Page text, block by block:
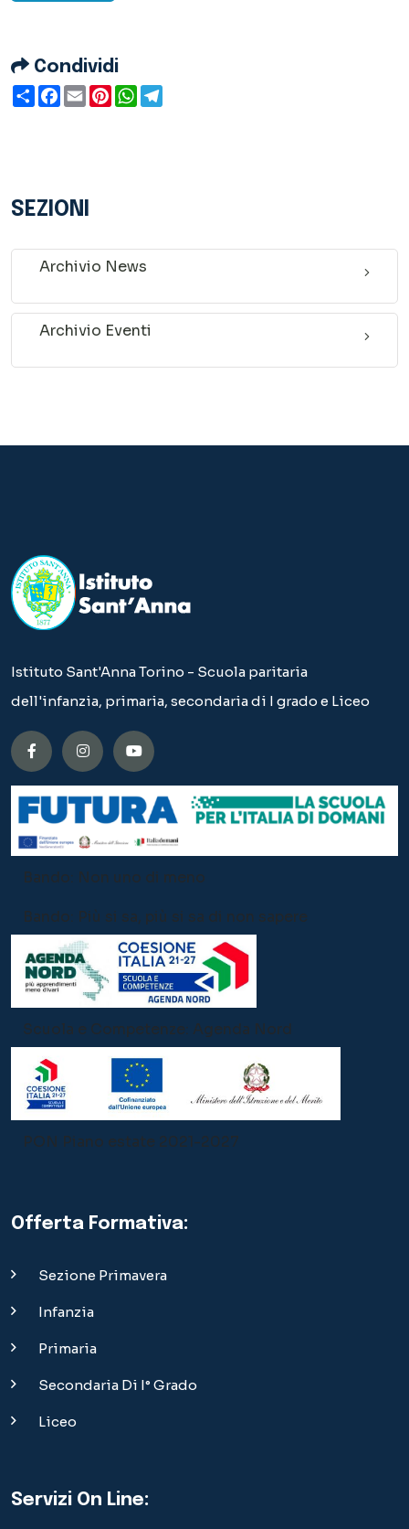
Condividi
Condividi
Facebook
EmailPinterest
WhatsApp
SEZIONI
Archivio News
Archivio Eventi
Istituto Sant'Anna Torino - Scuola paritaria
dell'infanzia, primaria, secondaria di I grado e Liceo
Bando: Non uno di meno
Bando: Più si sa, più si sa di non sapere
Scuola e Competenze: Agenda Nord
PON Piano estate 2021-2027
Offerta Formativa:
Sezione Primavera
Infanzia
Primaria
Secondaria Di I° Grado
Liceo
Servizi On Line: